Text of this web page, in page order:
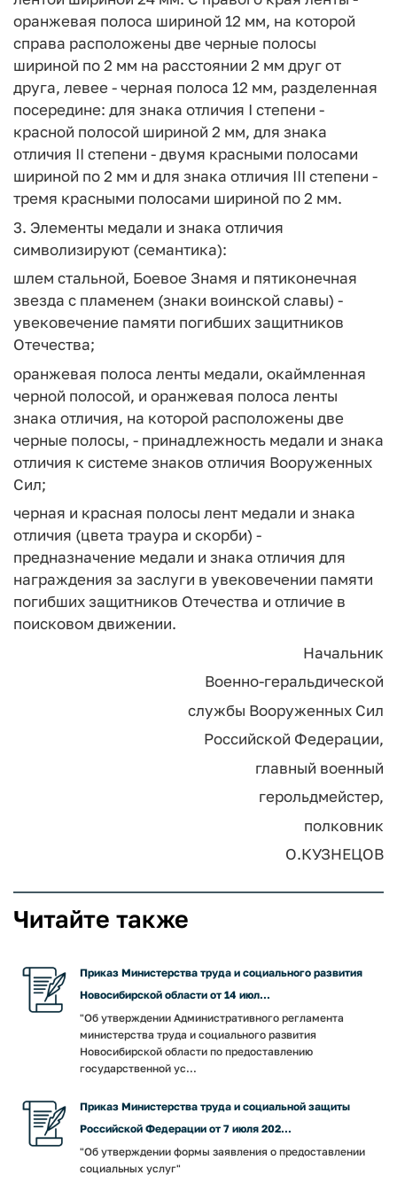
оранжевая полоса шириной 12 мм, на которой
справа расположены две черные полосы
шириной по 2 мм на расстоянии 2 мм друг от
друга, левее - черная полоса 12 мм, разделенная
посередине: для знака отличия I степени -
красной полосой шириной 2 мм, для знака
отличия II степени - двумя красными полосами
шириной по 2 мм и для знака отличия III степени -
тремя красными полосами шириной по 2 мм.
3. Элементы медали и знака отличия
символизируют (семантика):
шлем стальной, Боевое Знамя и пятиконечная
звезда с пламенем (знаки воинской славы) -
увековечение памяти погибших защитников
Отечества;
оранжевая полоса ленты медали, окаймленная
черной полосой, и оранжевая полоса ленты
знака отличия, на которой расположены две
черные полосы, - принадлежность медали и знака
отличия к системе знаков отличия Вооруженных
Сил;
черная и красная полосы лент медали и знака
отличия (цвета траура и скорби) -
предназначение медали и знака отличия для
награждения за заслуги в увековечении памяти
погибших защитников Отечества и отличие в
поисковом движении.
Начальник
Военно-геральдической
службы Вооруженных Сил
Российской Федерации,
главный военный
герольдмейстер,
полковник
О.КУЗНЕЦОВ
Читайте также
Приказ Министерства труда и социального развития
Новосибирской области от 14 июл...
"Об утверждении Административного регламента
министерства труда и социального развития
Новосибирской области по предоставлению
государственной ус...
Приказ Министерства труда и социальной защиты
Российской Федерации от 7 июля 202...
"Об утверждении формы заявления о предоставлении
социальных услуг"